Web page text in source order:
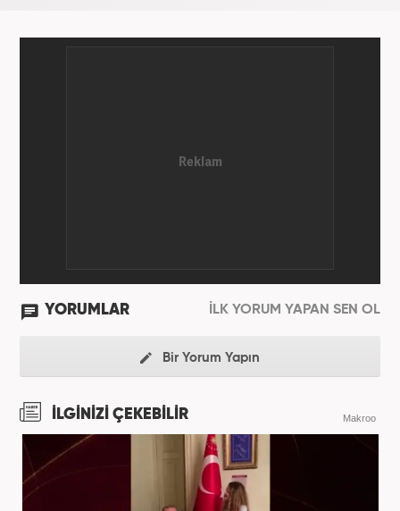
YORUMLAR İLK YORUM YAPAN SEN OL
Bir Yorum Yapın
İLGİNİZİ ÇEKEBİLİR Makroo